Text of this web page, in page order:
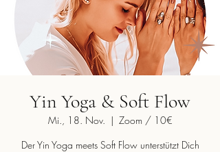
Yin Yoga & Soft Flow
Mi., 18. Nov.
  |
Zoom / 10€
Der Yin Yoga meets Soft Flow unterstützt Dich